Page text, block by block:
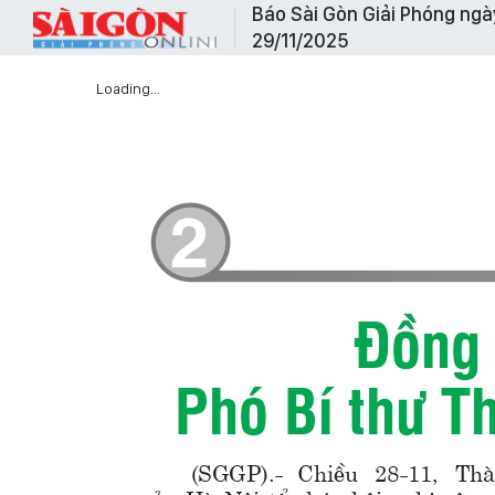
Báo Sài Gòn Giải Phóng
29/11/2025
Loading...